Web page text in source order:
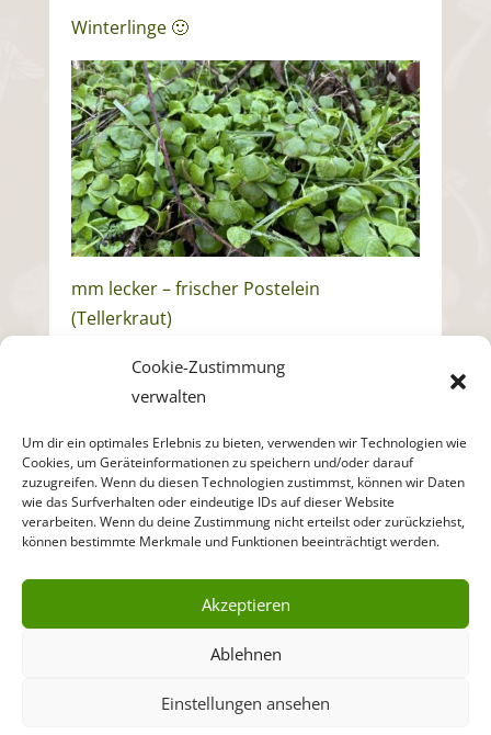
Cookie-Zustimmung
verwalten
Um dir ein optimales Erlebnis zu bieten, verwenden wir Technologien wie
Cookies, um Geräteinformationen zu speichern und/oder darauf
zuzugreifen. Wenn du diesen Technologien zustimmst, können wir Daten
wie das Surfverhalten oder eindeutige IDs auf dieser Website
verarbeiten. Wenn du deine Zustimmung nicht erteilst oder zurückziehst,
können bestimmte Merkmale und Funktionen beeinträchtigt werden.
Akzeptieren
Ablehnen
Einstellungen ansehen
Winterlinge 🙂
mm lecker – frischer Postelein
(Tellerkraut)
ZURÜCK ZUR
BEITRAGSÜBERSICHT
© PilzSchule Hessen – Wir lehren Pilze |
|Datenschutz